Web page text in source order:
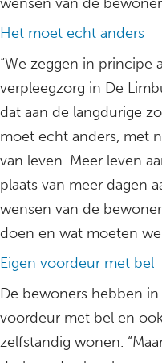
Het moet echt anders
“We zeggen in principe
verpleegzorg in De
dat aan de langdurige
moet echt anders, met
van leven. Meer leven
plaats van meer dagen
wensen van de
doen en wat moeten we
Eigen voordeur met bel
De bewoners hebben in
voordeur met bel en
zelfstandig wonen.